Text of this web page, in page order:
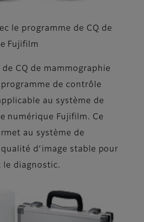
le programme de CQ de
Fujifilm
de CQ de mammographie
de contrôle
au système de
numérique Fujifilm. Ce
au système de
d’image stable pour
le diagnostic.